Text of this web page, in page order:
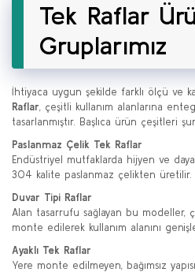
Tek Raflar
Gruplarımız
İhtiyaca uygun şekilde farklı ölçü ve
Raflar , çeşitli kullanım alanlarına
tasarlanmıştır. Başlıca ürün çeşitleri
Paslanmaz Çelik Tek Raflar
Endüstriyel mutfaklarda hijyen ve
304 kalite paslanmaz çelikten üretilir.
Duvar Tipi Raflar
Alan tasarrufu sağlayan bu modeller,
monte edilerek kullanım alanını
Ayaklı Tek Raflar
Yere monte edilmeyen, bağımsız